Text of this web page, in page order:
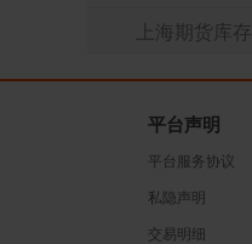
上海期货库存
平台声明
平台服务协议
私隐声明
交易明细